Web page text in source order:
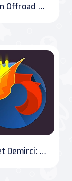
Modern Offroad Kamyon Sürme Oyunu 2020
Kraliyet Demirci: Silah Üretici Oyunu